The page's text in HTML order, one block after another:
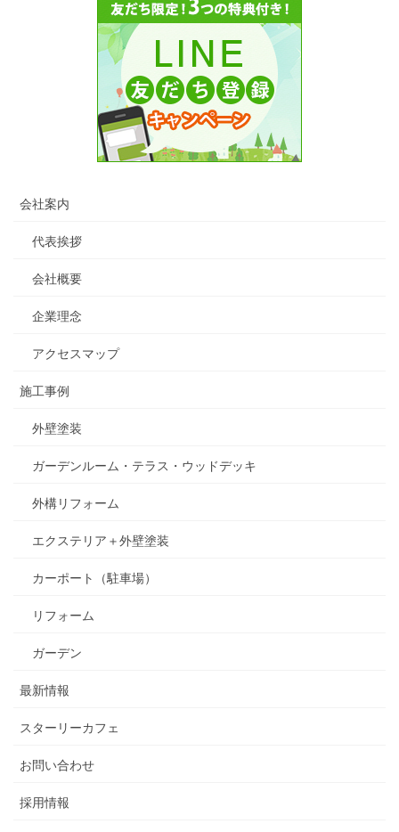
会社案内
代表挨拶
会社概要
企業理念
アクセスマップ
施工事例
外壁塗装
ガーデンルーム・テラス・ウッドデッキ
外構リフォーム
エクステリア＋外壁塗装
カーポート（駐車場）
リフォーム
ガーデン
最新情報
スターリーカフェ
お問い合わせ
採用情報